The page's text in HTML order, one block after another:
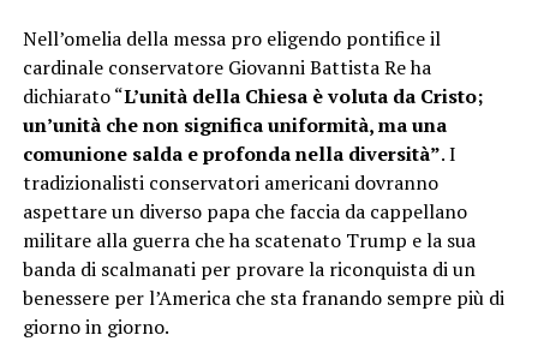
Nell’omelia della messa pro eligendo pontifice il
cardinale conservatore Giovanni Battista Re ha
dichiarato “L’unità della Chiesa è voluta da Cristo;
un’unità che non significa uniformità, ma una
comunione salda e profonda nella diversità”. I
tradizionalisti conservatori americani dovranno
aspettare un diverso papa che faccia da cappellano
militare alla guerra che ha scatenato Trump e la sua
banda di scalmanati per provare la riconquista di un
benessere per l’America che sta franando sempre più di
giorno in giorno.